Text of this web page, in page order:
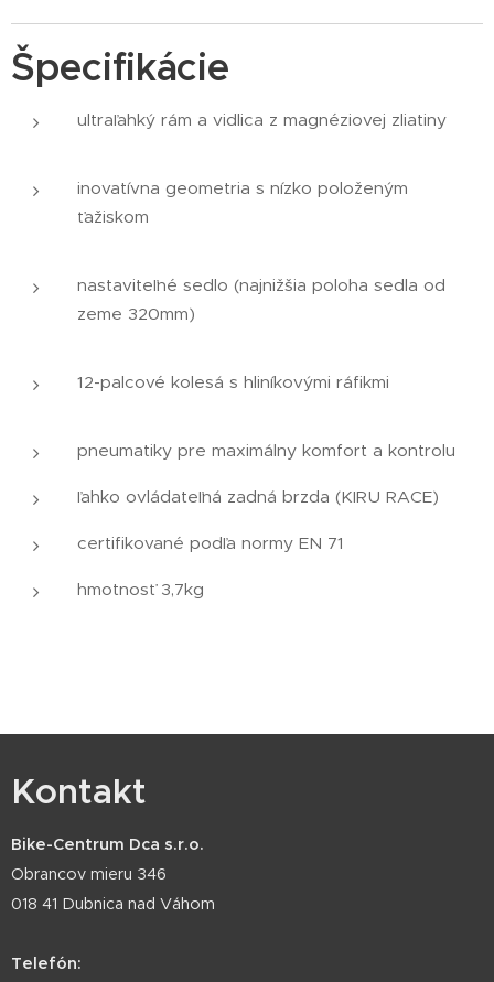
Špecifikácie
ultraľahký rám a vidlica z magnéziovej zliatiny
inovatívna geometria s nízko položeným
ťažiskom
nastaviteľné sedlo (najnižšia poloha sedla od
zeme 320mm)
12-palcové kolesá s hliníkovými ráfikmi
pneumatiky pre maximálny komfort a kontrolu
ľahko ovládateľná zadná brzda (KIRU RACE)
certifikované podľa normy EN 71
hmotnosť 3,7kg
Kontakt
Bike-Centrum Dca s.r.o.
Obrancov mieru 346
018 41 Dubnica nad Váhom
Telefón: